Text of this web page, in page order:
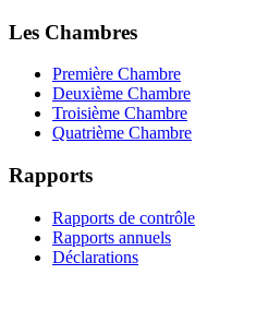
Les Chambres
Première Chambre
Deuxième Chambre
Troisième Chambre
Quatrième Chambre
Rapports
Rapports de contrôle
Rapports annuels
Déclarations